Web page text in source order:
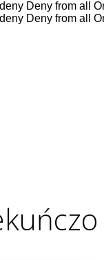
Deny from all
Deny from all